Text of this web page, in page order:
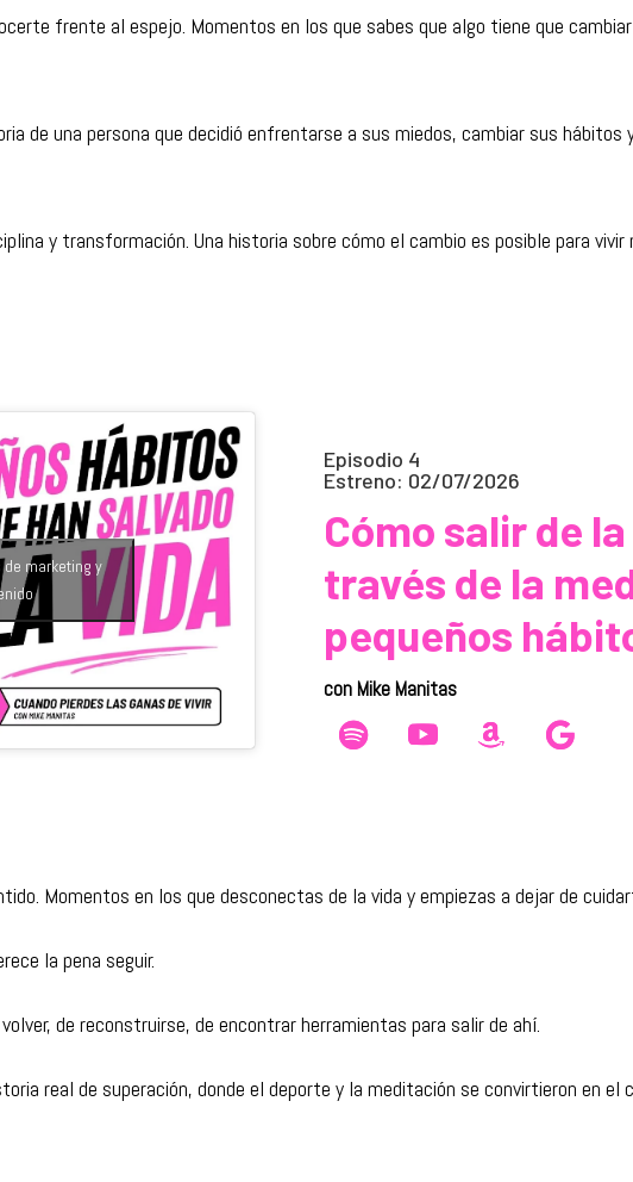
frente al espejo. Momentos en los que sabes que algo tiene que
de una persona que decidió enfrentarse a sus miedos, cambiar sus hábitos
y transformación. Una historia sobre cómo el cambio es posible para vivir
de marketing y
Episodio 4
Estreno: 02/07/2026
Cómo salir de
través de la
pequeños
con Mike Manitas
Momentos en los que desconectas de la vida y empiezas a dejar de
la pena seguir.
de reconstruirse, de encontrar herramientas para salir de ahí.
real de superación, donde el deporte y la meditación se convirtieron en el